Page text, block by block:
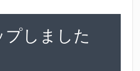
プしました